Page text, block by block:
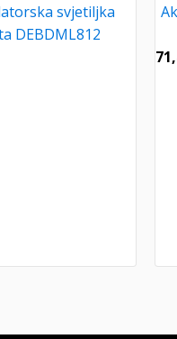
svjetiljka
DEBDML812